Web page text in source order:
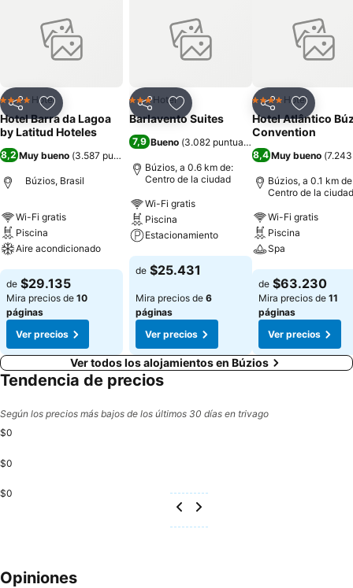
CompartirAgregar a favoritos
4 EstrellasHotel
Hotel Barra da Lagoa
by Latitud Hoteles
8,2 Muy bueno (3.587 puntuaciones
Búzios, Brasil
Wi-Fi gratis
Piscina
Aire acondicionado
Ver precios
de $29.135
Mira precios de 10
páginas
Ver precios
CompartirAgregar a favoritos
3 Estrellas
Hotel
Barlavento Suites
7,9 Bueno (3.082 puntuaciones
Búzios, a 0.6 km de:
Centro de la ciudad
Wi-Fi gratis
Piscina
Estacionamiento
Ver precios
de $25.431
Mira precios de 6
páginas
Ver precios
CompartirAgregar
4 EstrellasHotel
Hotel Atlântico
Convention
8,4 Muy bueno (
Búzios, a 0.1 km
Centro de la ciudad
Wi-Fi gratis
Piscina
Spa
Ver precios
de $63.230
Mira precios de 11
páginas
Ver precios
Ver todos los alojamientos en Búzios
Tendencia de precios
Según los precios más bajos de los últimos 30 días en trivago
$0
$0
$0
Opiniones